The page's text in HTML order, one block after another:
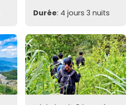
Durée: 4 jours 3 nuits